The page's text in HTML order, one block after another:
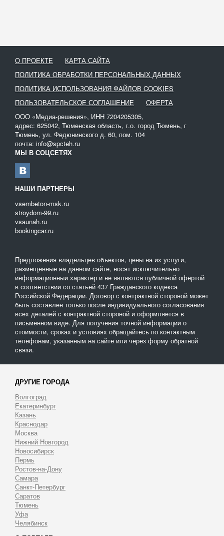
О ПРОЕКТЕ
КАРТА САЙТА
ПОЛИТИКА ОБРАБОТКИ ПЕРСОНАЛЬНЫХ ДАННЫХ
ПОЛИТИКА ИСПОЛЬЗОВАНИЯ ФАЙЛОВ COOKIES
ПОЛЬЗОВАТЕЛЬСКОЕ СОГЛАШЕНИЕ
ОФЕРТА
ООО «Медиа-решения», ИНН 7204205305,
адрес: 625042, Тюменская область, г.о. город Тюмень, г
Тюмень, ул. Федюнинского д. 60, пом. 104
почта: info@spcteh.ru
МЫ В СОЦСЕТЯХ
НАШИ ПАРТНЕРЫ
vsembeton-msk.ru
stroydom-99.ru
vsaunah.ru
bookingcar.ru
Предложения владельцев объектов, цены на их услуги,
размещенные на данном сайте, носят исключительно
информационныи характер и не являются публичной офертой
в соответствии со статьей 437 Гражданского кодекса
Российской Федерации. Договор с контрактной стороной может
быть составлен только после индивидуального согласования
всех деталей с контрактной стороной и оформляется в
письменном виде. Для получения точной информации о
стоимости, сроках и условиях обращайтесь по контактным
телефонам, указанным на сайте или через форму обратной
связи.
ДРУГИЕ ГОРОДА
Волгоград
Екатеринбург
Казань
Краснодар
Москва
Нижний Новгород
Новосибирск
Пермь
Ростов-на-Дону
Самара
Санкт-Петербург
Саратов
Тюмень
Уфа
Челябинск